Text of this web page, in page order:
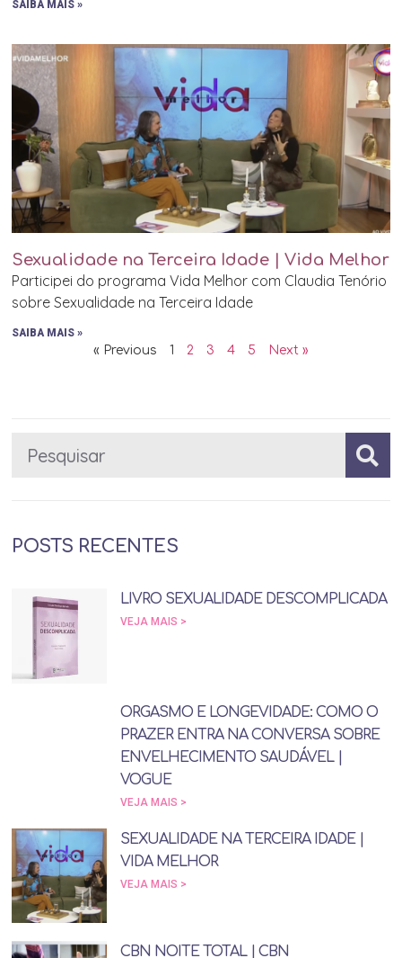
SAIBA MAIS »
Sexualidade na Terceira Idade | Vida Melhor
Participei do programa Vida Melhor com Claudia Tenório
sobre Sexualidade na Terceira Idade
SAIBA MAIS »
« Previous 1 2 3 4 5 Next »
POSTS RECENTES
LIVRO SEXUALIDADE DESCOMPLICADA
VEJA MAIS >
ORGASMO E LONGEVIDADE: COMO O
PRAZER ENTRA NA CONVERSA SOBRE
ENVELHECIMENTO SAUDÁVEL |
VOGUE
VEJA MAIS >
SEXUALIDADE NA TERCEIRA IDADE |
VIDA MELHOR
VEJA MAIS >
CBN NOITE TOTAL | CBN